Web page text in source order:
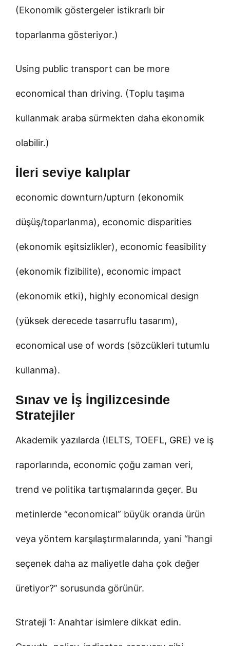
(Ekonomik göstergeler istikrarlı bir
toparlanma gösteriyor.)
Using public transport can be more
economical than driving. (Toplu taşıma
kullanmak araba sürmekten daha ekonomik
olabilir.)
İleri seviye kalıplar
economic downturn/upturn (ekonomik
düşüş/toparlanma), economic disparities
(ekonomik eşitsizlikler), economic feasibility
(ekonomik fizibilite), economic impact
(ekonomik etki), highly economical design
(yüksek derecede tasarruflu tasarım),
economical use of words (sözcükleri tutumlu
kullanma).
Sınav ve İş İngilizcesinde
Stratejiler
Akademik yazılarda (IELTS, TOEFL, GRE) ve iş
raporlarında, economic çoğu zaman veri,
trend ve politika tartışmalarında geçer. Bu
metinlerde “economical” büyük oranda ürün
veya yöntem karşılaştırmalarında, yani “hangi
seçenek daha az maliyetle daha çok değer
üretiyor?” sorusunda görünür.
Strateji 1: Anahtar isimlere dikkat edin.